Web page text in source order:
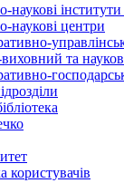
наукові
наукові центри
та
користувачів